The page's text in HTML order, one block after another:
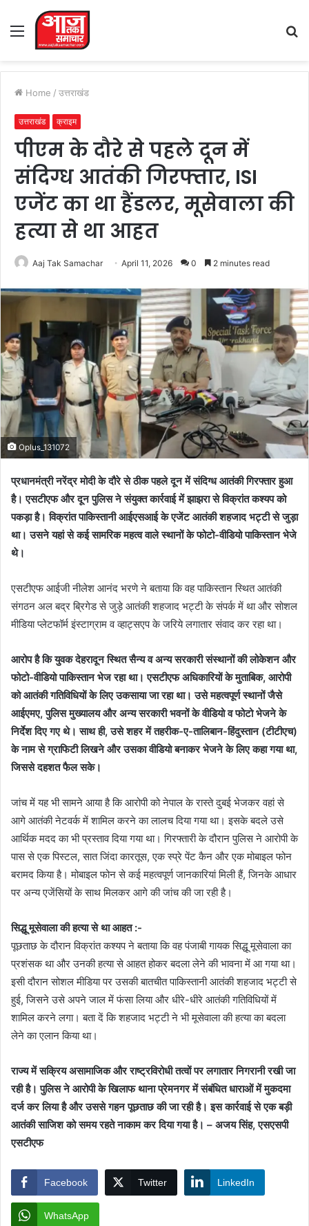
Menu
Home / उत्तराखंड
उत्तराखंड क्राइम
पीएम के दौरे से पहले दून में
संदिग्ध आतंकी गिरफ्तार, ISI
एजेंट का था हैंडलर, मूसेवाला की
हत्या से था आहत
Aaj Tak Samachar April 11, 2026 0 2 minutes read
Oplus_131072
प्रधानमंत्री नरेंद्र मोदी के दौरे से ठीक पहले दून में संदिग्ध आतंकी गिरफ्तार हुआ
है। एसटीएफ और दून पुलिस ने संयुक्त कार्रवाई में झाझरा से विक्रांत कश्यप को
पकड़ा है। विक्रांत पाकिस्तानी आईएसआई के एजेंट आतंकी शहजाद भट्टी से जुड़ा
था। उसने यहां से कई सामरिक महत्व वाले स्थानों के फोटो-वीडियो पाकिस्तान भेजे
थे।
एसटीएफ आईजी नीलेश आनंद भरणे ने बताया कि वह पाकिस्तान स्थित आतंकी
संगठन अल बद्र ब्रिगेड से जुड़े आतंकी शहजाद भट्टी के संपर्क में था और सोशल
मीडिया प्लेटफॉर्म इंस्टाग्राम व व्हाट्सएप के जरिये लगातार संवाद कर रहा था।
आरोप है कि युवक देहरादून स्थित सैन्य व अन्य सरकारी संस्थानों की लोकेशन और
फोटो-वीडियो पाकिस्तान भेज रहा था। एसटीएफ अधिकारियों के मुताबिक, आरोपी
को आतंकी गतिविधियों के लिए उकसाया जा रहा था। उसे महत्वपूर्ण स्थानों जैसे
आईएमए, पुलिस मुख्यालय और अन्य सरकारी भवनों के वीडियो व फोटो भेजने के
निर्देश दिए गए थे। साथ ही, उसे शहर में तहरीक-ए-तालिबान-हिंदुस्तान (टीटीएच)
के नाम से ग्राफिटी लिखने और उसका वीडियो बनाकर भेजने के लिए कहा गया था,
जिससे दहशत फैल सके।
जांच में यह भी सामने आया है कि आरोपी को नेपाल के रास्ते दुबई भेजकर वहां से
आगे आतंकी नेटवर्क में शामिल करने का लालच दिया गया था। इसके बदले उसे
आर्थिक मदद का भी प्रस्ताव दिया गया था। गिरफ्तारी के दौरान पुलिस ने आरोपी के
पास से एक पिस्टल, सात जिंदा कारतूस, एक स्प्रे पेंट कैन और एक मोबाइल फोन
बरामद किया है। मोबाइल फोन से कई महत्वपूर्ण जानकारियां मिली हैं, जिनके आधार
पर अन्य एजेंसियों के साथ मिलकर आगे की जांच की जा रही है।
सिद्धू मूसेवाला की हत्या से था आहत :-
पूछताछ के दौरान विक्रांत कश्यप ने बताया कि वह पंजाबी गायक सिद्धू मूसेवाला का
प्रशंसक था और उनकी हत्या से आहत होकर बदला लेने की भावना में आ गया था।
इसी दौरान सोशल मीडिया पर उसकी बातचीत पाकिस्तानी आतंकी शहजाद भट्टी से
हुई, जिसने उसे अपने जाल में फंसा लिया और धीरे-धीरे आतंकी गतिविधियों में
शामिल करने लगा। बता दें कि शहजाद भट्टी ने भी मूसेवाला की हत्या का बदला
लेने का एलान किया था।
राज्य में सक्रिय असामाजिक और राष्ट्रविरोधी तत्वों पर लगातार निगरानी रखी जा
रही है। पुलिस ने आरोपी के खिलाफ थाना प्रेमनगर में संबंधित धाराओं में मुकदमा
दर्ज कर लिया है और उससे गहन पूछताछ की जा रही है। इस कार्रवाई से एक बड़ी
आतंकी साजिश को समय रहते नाकाम कर दिया गया है। – अजय सिंह, एसएसपी
एसटीएफ
Facebook Twitter LinkedIn
WhatsApp